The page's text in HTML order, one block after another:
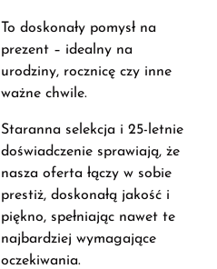
To doskonały pomysł na
prezent – idealny na
urodziny, rocznicę czy inne
ważne chwile.
Staranna selekcja i 25-letnie
doświadczenie sprawiają, że
nasza oferta łączy w sobie
prestiż, doskonałą jakość i
piękno, spełniając nawet te
najbardziej wymagające
oczekiwania.